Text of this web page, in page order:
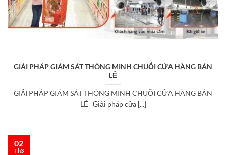
GIẢI PHÁP GIÁM SÁT THÔNG MINH CHUỖI CỬA HÀNG BÁN
LẺ
GIẢI PHÁP GIÁM SÁT THÔNG MINH CHUỖI CỬA HÀNG BÁN
LẺ Giải pháp cửa [...]
02
Th3